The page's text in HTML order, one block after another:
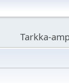
Tarkka-